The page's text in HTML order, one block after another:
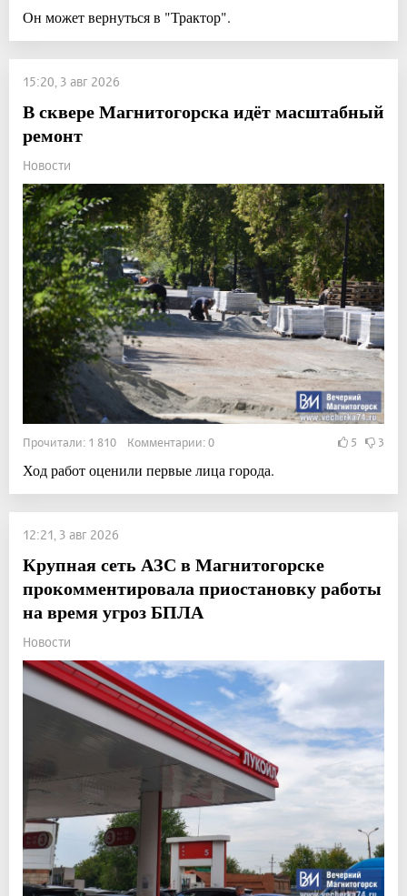
Он может вернуться в "Трактор".
15:20, 3 авг 2026
В сквере Магнитогорска идёт масштабный
ремонт
Новости
Прочитали: 1 810 Комментарии: 0 5 3
Ход работ оценили первые лица города.
12:21, 3 авг 2026
Крупная сеть АЗС в Магнитогорске
прокомментировала приостановку работы
на время угроз БПЛА
Новости